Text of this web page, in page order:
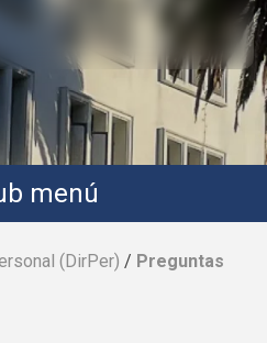
menú
(DirPer) / Preguntas